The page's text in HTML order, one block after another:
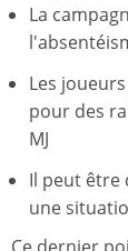
La
Les
pour des
MJ
Il peut être
une